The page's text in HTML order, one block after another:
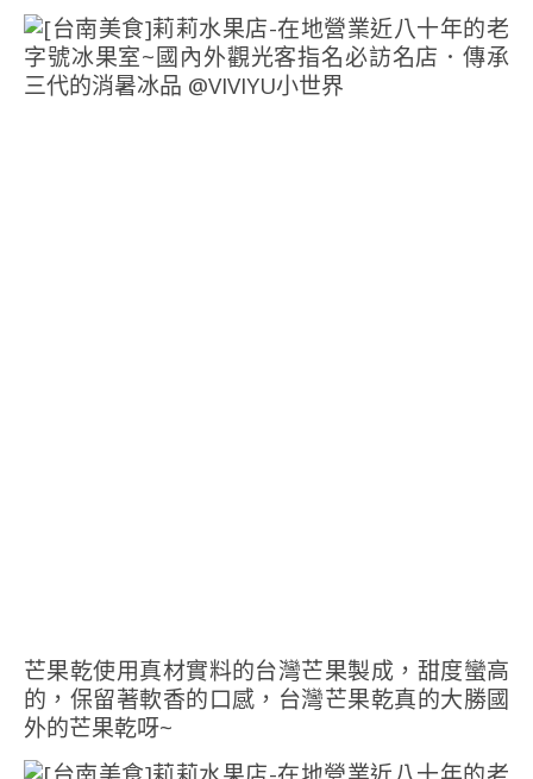
芒果乾使用真材實料的台灣芒果製成，甜度蠻高
的，保留著軟香的口感，台灣芒果乾真的大勝國
外的芒果乾呀~